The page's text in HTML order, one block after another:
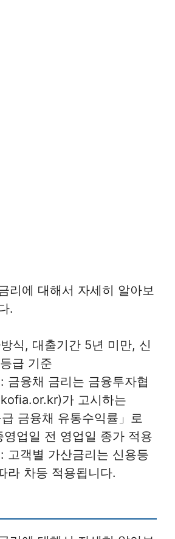
리에 대해서 자세히 알아보
.
식, 대출기간 5년 미만, 신
급 기준
금융채 금리는 금융투자협
가 고시하는
급 금융채 유통수익률」로
영업일 전 영업일 종가 적용
고객별 가산금리는 신용등
라 차등 적용됩니다.